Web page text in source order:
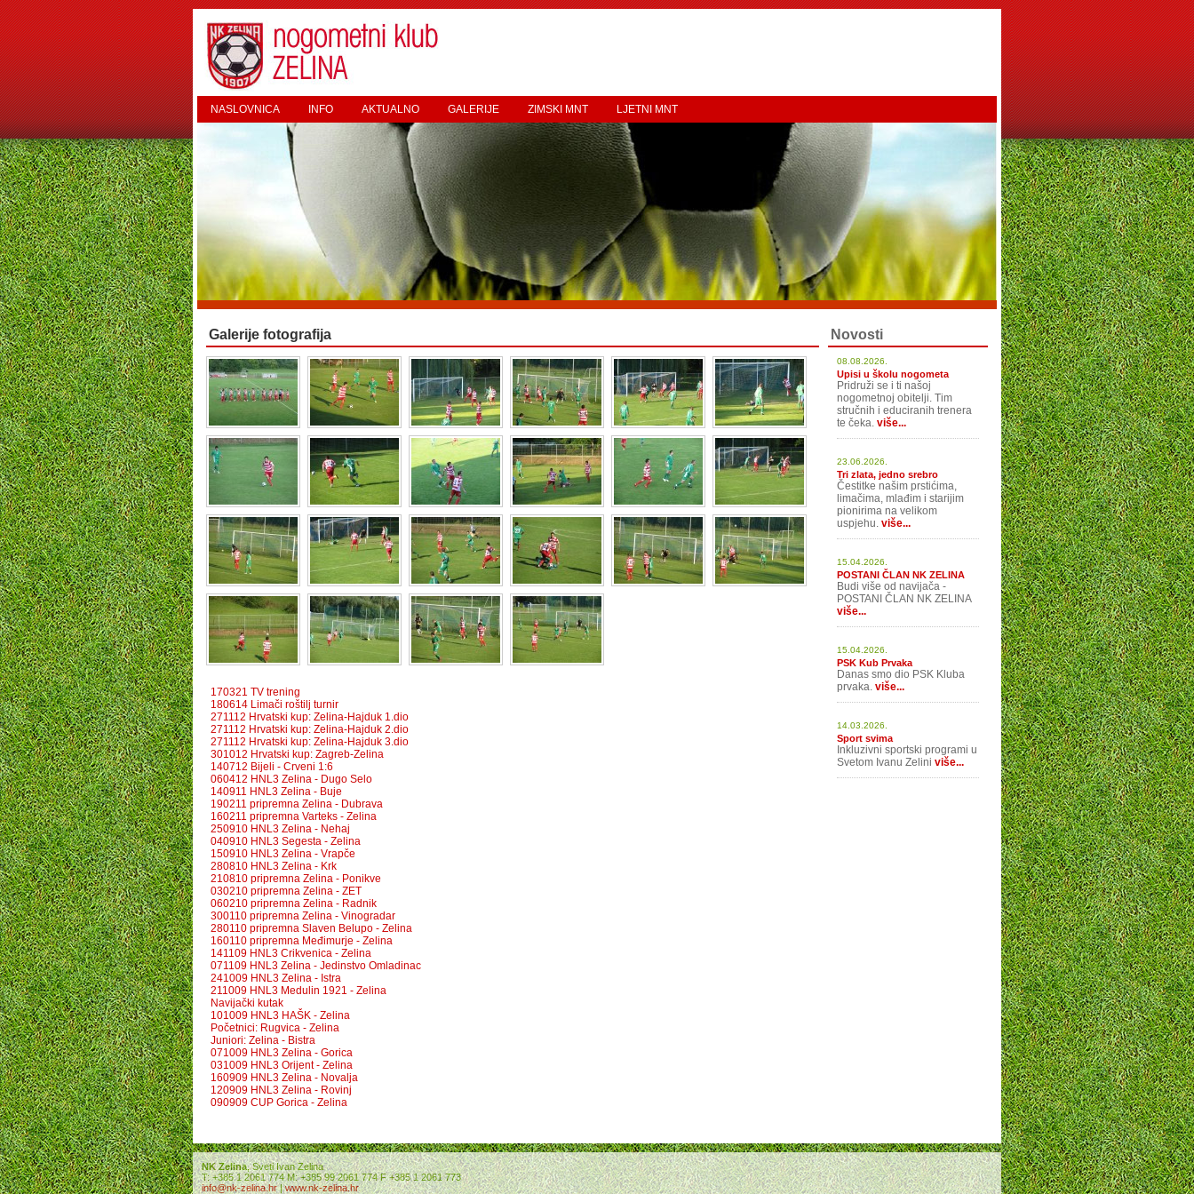
NASLOVNICA INFO AKTUALNO GALERIJE ZIMSKI MNT LJETNI MNT
Galerije fotografija
170321 TV trening
180614 Limači roštilj turnir
271112 Hrvatski kup: Zelina-Hajduk 1.dio
271112 Hrvatski kup: Zelina-Hajduk 2.dio
271112 Hrvatski kup: Zelina-Hajduk 3.dio
301012 Hrvatski kup: Zagreb-Zelina
140712 Bijeli - Crveni 1:6
060412 HNL3 Zelina - Dugo Selo
140911 HNL3 Zelina - Buje
190211 pripremna Zelina - Dubrava
160211 pripremna Varteks - Zelina
250910 HNL3 Zelina - Nehaj
040910 HNL3 Segesta - Zelina
150910 HNL3 Zelina - Vrapče
280810 HNL3 Zelina - Krk
210810 pripremna Zelina - Ponikve
030210 pripremna Zelina - ZET
060210 pripremna Zelina - Radnik
300110 pripremna Zelina - Vinogradar
280110 pripremna Slaven Belupo - Zelina
160110 pripremna Međimurje - Zelina
141109 HNL3 Crikvenica - Zelina
071109 HNL3 Zelina - Jedinstvo Omladinac
241009 HNL3 Zelina - Istra
211009 HNL3 Medulin 1921 - Zelina
Navijački kutak
101009 HNL3 HAŠK - Zelina
Početnici: Rugvica - Zelina
Juniori: Zelina - Bistra
071009 HNL3 Zelina - Gorica
031009 HNL3 Orijent - Zelina
160909 HNL3 Zelina - Novalja
120909 HNL3 Zelina - Rovinj
090909 CUP Gorica - Zelina
Novosti
08.08.2026.
Upisi u školu nogometa
Pridruži se i ti našoj
nogometnoj obitelji. Tim
stručnih i educiranih trenera
te čeka. više...
23.06.2026.
Tri zlata, jedno srebro
Čestitke našim prstićima,
limačima, mlađim i starijim
pionirima na velikom
uspjehu. više...
15.04.2026.
POSTANI ČLAN NK ZELINA
Budi više od navijača -
POSTANI ČLAN NK ZELINA
više...
15.04.2026.
PSK Kub Prvaka
Danas smo dio PSK Kluba
prvaka. više...
14.03.2026.
Sport svima
Inkluzivni sportski programi u
Svetom Ivanu Zelini više...
NK Zelina, Sveti Ivan Zelina
T: +385 1 2061 774 M: +385 99 2061 774 F +385 1 2061 773
info@nk-zelina.hr|www.nk-zelina.hr